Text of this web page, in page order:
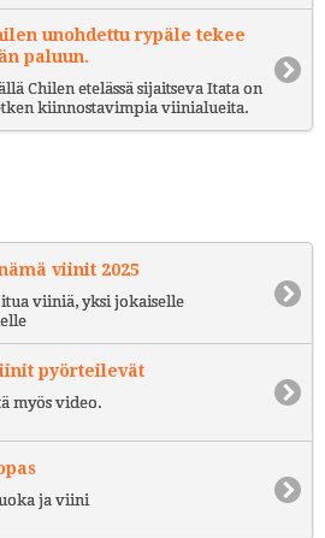
unohdettu rypäle tekee
paluun.
Chilen etelässä sijaitseva Itata on
kiinnostavimpia viinialueita.
viinit 2025
viiniä, yksi jokaiselle
pyörteilevät
myös video.
ja viini